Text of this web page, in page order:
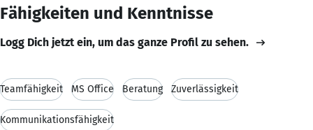
Fähigkeiten und Kenntnisse
Logg Dich jetzt ein, um das ganze Profil zu sehen.
Teamfähigkeit MS Office Beratung Zuverlässigkeit
Kommunikationsfähigkeit